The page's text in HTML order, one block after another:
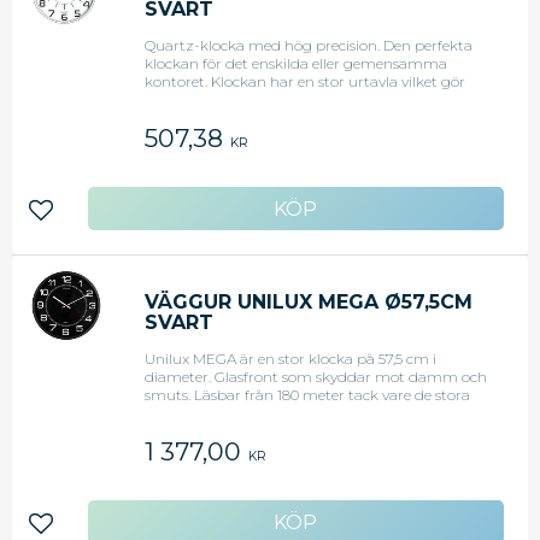
SVART
Quartz-klocka med hög precision. Den perfekta
klockan för det enskilda eller gemensamma
kontoret. Klockan har en stor urtavla vilket gör
Plastfront. Batteri 1,5V. AA ? ?Medföljer? - Quartz-
urverk - Grå - 37,5 cm
507,38 KR
Lägg till i favoriter
VÄGGUR UNILUX MEGA Ø57,5CM
SVART
Unilux MEGA är en stor klocka på 57,5 cm i
diameter. Glasfront som skyddar mot damm och
smuts. Läsbar från 180 meter tack vare de stora
1 377,00 KR